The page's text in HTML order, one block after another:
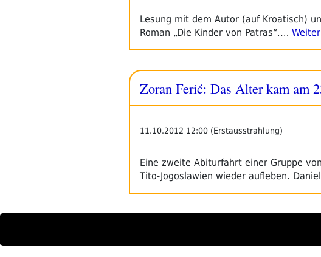
Lesung mit dem Autor (auf Kroatisch)
Roman „Die Kinder von Patras“.…
Zoran Ferić: Das Alter kam am
11.10.2012 12:00 (Erstausstrahlung)
Eine zweite Abiturfahrt einer Gruppe
Tito-Jogoslawien wieder aufleben.